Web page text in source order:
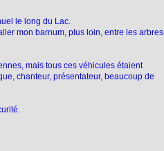
le long du Lac.
mon barnum, plus loin, entre les arbres
mais tous ces véhicules étaient
chanteur, présentateur, beaucoup de